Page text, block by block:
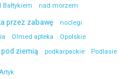
Bałtykiem nad morzem
przez zabawę
noclegi
Olmed apteka
Opolskie
pod ziemią podkarpackie Podlasie